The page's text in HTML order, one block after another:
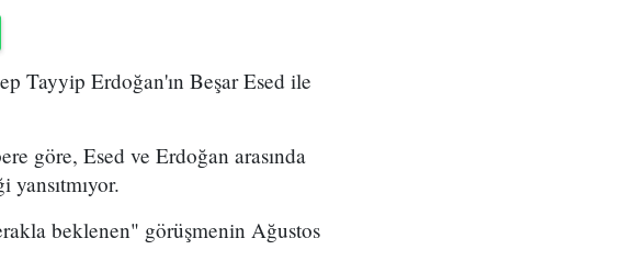
Tayyip Erdoğan'ın Beşar Esed ile
göre, Esed ve Erdoğan arasında
beklenen" görüşmenin Ağustos